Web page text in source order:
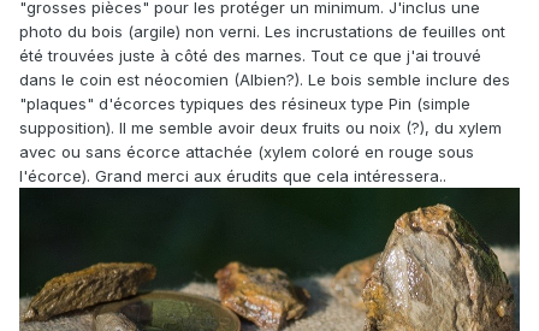
"grosses pièces" pour les protéger un minimum. J'inclus une
photo du bois (argile) non verni. Les incrustations de feuilles ont
été trouvées juste à côté des marnes. Tout ce que j'ai trouvé
dans le coin est néocomien (Albien?). Le bois semble inclure des
"plaques" d'écorces typiques des résineux type Pin (simple
supposition). Il me semble avoir deux fruits ou noix (?), du xylem
avec ou sans écorce attachée (xylem coloré en rouge sous
l'écorce). Grand merci aux érudits que cela intéressera..